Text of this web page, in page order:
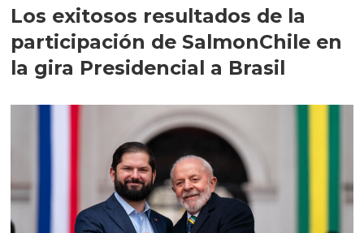
Los exitosos resultados de la
participación de SalmonChile en
la gira Presidencial a Brasil